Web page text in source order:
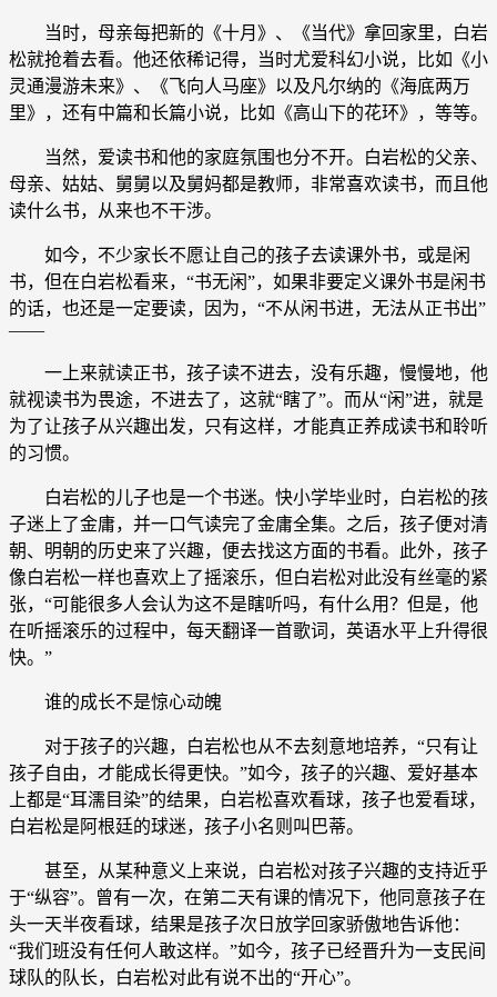
当时，母亲每把新的《十月》、《当代》拿回家里，白岩
松就抢着去看。他还依稀记得，当时尤爱科幻小说，比如《小
灵通漫游未来》、《飞向人马座》以及凡尔纳的《海底两万
里》，还有中篇和长篇小说，比如《高山下的花环》，等等。
当然，爱读书和他的家庭氛围也分不开。白岩松的父亲、
母亲、姑姑、舅舅以及舅妈都是教师，非常喜欢读书，而且他
读什么书，从来也不干涉。
如今，不少家长不愿让自己的孩子去读课外书，或是闲
书，但在白岩松看来，“书无闲”，如果非要定义课外书是闲书
的话，也还是一定要读，因为，“不从闲书进，无法从正书出”
——
一上来就读正书，孩子读不进去，没有乐趣，慢慢地，他
就视读书为畏途，不进去了，这就“瞎了”。而从“闲”进，就是
为了让孩子从兴趣出发，只有这样，才能真正养成读书和聆听
的习惯。
白岩松的儿子也是一个书迷。快小学毕业时，白岩松的孩
子迷上了金庸，并一口气读完了金庸全集。之后，孩子便对清
朝、明朝的历史来了兴趣，便去找这方面的书看。此外，孩子
像白岩松一样也喜欢上了摇滚乐，但白岩松对此没有丝毫的紧
张，“可能很多人会认为这不是瞎听吗，有什么用？但是，他
在听摇滚乐的过程中，每天翻译一首歌词，英语水平上升得很
快。”
谁的成长不是惊心动魄
对于孩子的兴趣，白岩松也从不去刻意地培养，“只有让
孩子自由，才能成长得更快。”如今，孩子的兴趣、爱好基本
上都是“耳濡目染”的结果，白岩松喜欢看球，孩子也爱看球，
白岩松是阿根廷的球迷，孩子小名则叫巴蒂。
甚至，从某种意义上来说，白岩松对孩子兴趣的支持近乎
于“纵容”。曾有一次，在第二天有课的情况下，他同意孩子在
头一天半夜看球，结果是孩子次日放学回家骄傲地告诉他：
“我们班没有任何人敢这样。”如今，孩子已经晋升为一支民间
球队的队长，白岩松对此有说不出的“开心”。